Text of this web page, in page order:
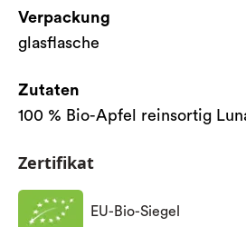
Verpackung
glasflasche
Zutaten
100 % Bio-Apfel reinsortig
Zertifikat
EU-Bio-Siegel